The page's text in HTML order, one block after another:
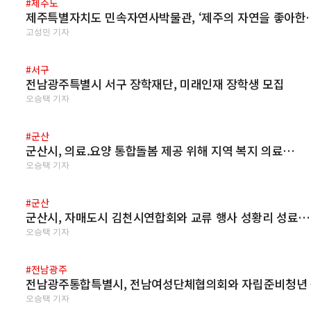
#제주도
제주특별자치도 민속자연사박물관, ‘제주의 자연을 좋아
고성민 기자
#서구
전남광주특별시 서구 장학재단, 미래인재 장학생 모집
오승택 기자
#군산
군산시, 의료.요양 통합돌봄 제공 위해 지역 복지 의료…
오승택 기자
#군산
군산시, 자매도시 김천시연합회와 교류 행사 성황리 성료…
오승택 기자
#전남광주
전남광주통합특별시, 전남여성단체협의회와 자립준비청
오승택 기자